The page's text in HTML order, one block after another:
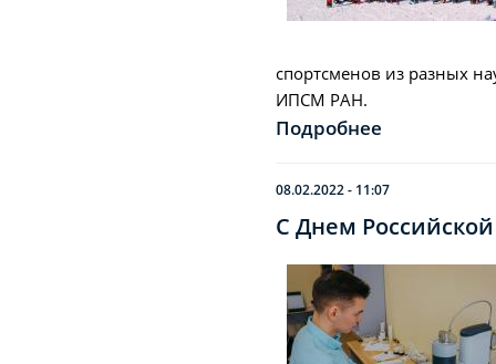
спортсменов из разных
ИПСМ РАН.
Подробнее
08.02.2022 - 11:07
С Днем